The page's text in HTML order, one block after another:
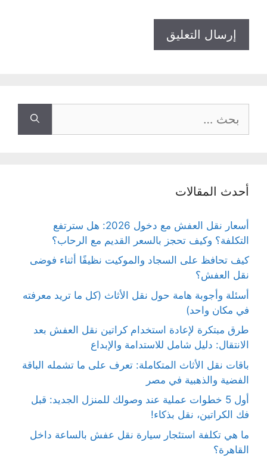
عن:
أحدث المقالات
أسعار نقل العفش مع دخول 2026: هل سترتفع
التكلفة؟ وكيف تحجز بالسعر القديم مع الرحاب؟
كيف تحافظ على السجاد والموكيت نظيفًا أثناء فوضى
نقل العفش؟
أسئلة وأجوبة هامة حول نقل الأثاث (كل ما تريد معرفته
في مكان واحد)
طرق مبتكرة لإعادة استخدام كراتين نقل العفش بعد
الانتقال: دليل شامل للاستدامة والإبداع
باقات نقل الأثاث المتكاملة: تعرف على ما تشمله الباقة
الفضية والذهبية في مصر
أول 5 خطوات عملية عند وصولك للمنزل الجديد: قبل
فك الكراتين، نقل بذكاء!
ما هي تكلفة استئجار سيارة نقل عفش بالساعة داخل
القاهرة؟